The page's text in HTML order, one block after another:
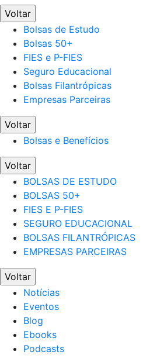
Voltar
Bolsas de Estudo
Bolsas 50+
FIES e P-FIES
Seguro Educacional
Bolsas Filantrópicas
Empresas Parceiras
Voltar
Bolsas e Benefícios
Voltar
BOLSAS DE ESTUDO
BOLSAS 50+
FIES E P-FIES
SEGURO EDUCACIONAL
BOLSAS FILANTRÓPICAS
EMPRESAS PARCEIRAS
Voltar
Notícias
Eventos
Blog
Ebooks
Podcasts